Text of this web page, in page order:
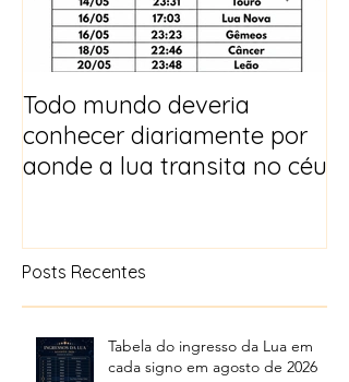
Todo mundo deveria
conhecer diariamente por
aonde a lua transita no céu
Posts Recentes
Tabela do ingresso da Lua em
cada signo em agosto de 2026